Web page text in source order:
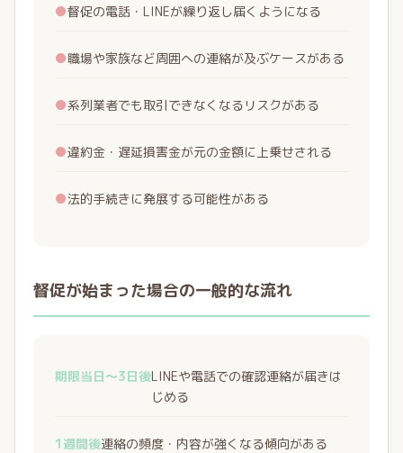
●督促の電話・LINEが繰り返し届くようになる
●職場や家族など周囲への連絡が及ぶケースがある
●系列業者でも取引できなくなるリスクがある
●違約金・遅延損害金が元の金額に上乗せされる
●法的手続きに発展する可能性がある
督促が始まった場合の一般的な流れ
期限当日〜3日後LINEや電話での確認連絡が届きは
じめる
1週間後連絡の頻度・内容が強くなる傾向がある